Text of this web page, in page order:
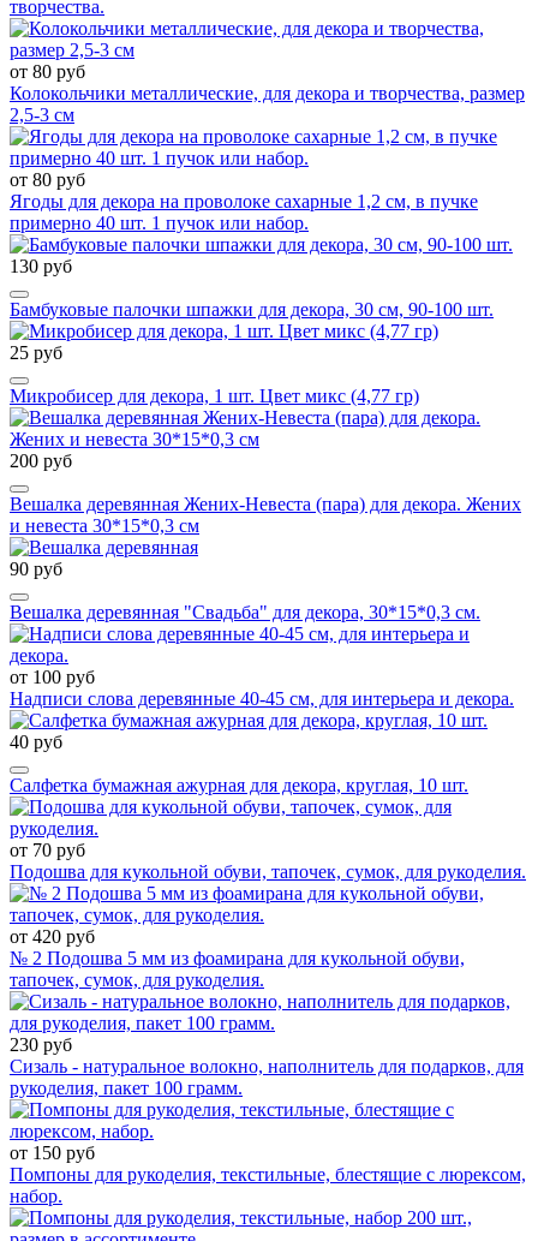
творчества.
от 80 руб
Колокольчики металлические, для декора и творчества, размер
2,5-3 см
от 80 руб
Ягоды для декора на проволоке сахарные 1,2 см, в пучке
примерно 40 шт. 1 пучок или набор.
130 руб
Бамбуковые палочки шпажки для декора, 30 см, 90-100 шт.
25 руб
Микробисер для декора, 1 шт. Цвет микс (4,77 гр)
200 руб
Вешалка деревянная Жених-Невеста (пара) для декора. Жених
и невеста 30*15*0,3 см
90 руб
Вешалка деревянная "Свадьба" для декора, 30*15*0,3 см.
от 100 руб
Надписи слова деревянные 40-45 см, для интерьера и декора.
40 руб
Салфетка бумажная ажурная для декора, круглая, 10 шт.
от 70 руб
Подошва для кукольной обуви, тапочек, сумок, для рукоделия.
от 420 руб
№ 2 Подошва 5 мм из фоамирана для кукольной обуви,
тапочек, сумок, для рукоделия.
230 руб
Сизаль - натуральное волокно, наполнитель для подарков, для
рукоделия, пакет 100 грамм.
от 150 руб
Помпоны для рукоделия, текстильные, блестящие с люрексом,
набор.